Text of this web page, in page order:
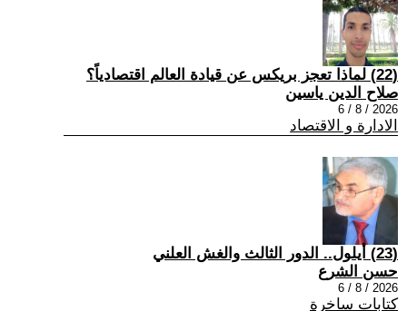
(22) لماذا تعجز بريكس عن قيادة العالم اقتصادياً؟
صلاح الدين ياسين
2026 / 8 / 6
الادارة و الاقتصاد
(23) أيلول.. الدور الثالث والغش العلني
حسن الشرع
2026 / 8 / 6
كتابات ساخرة